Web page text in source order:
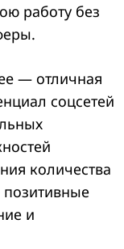
работу без
— отличная
соцсетей
количества
позитивные
и